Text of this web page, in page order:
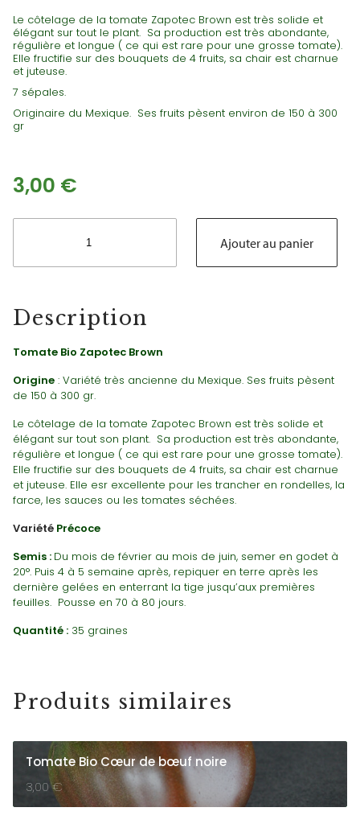
Le côtelage de la tomate Zapotec Brown est très solide et
élégant sur tout le plant. Sa production est très abondante,
régulière et longue ( ce qui est rare pour une grosse tomate).
Elle fructifie sur des bouquets de 4 fruits, sa chair est charnue
et juteuse.
7 sépales.
Originaire du Mexique. Ses fruits pèsent environ de 150 à 300
gr
3,00 €
quantité
Bio
Ajouter au panier
Description
Tomate Bio Zapotec Brown
Origine : Variété très ancienne du Mexique. Ses fruits pèsent
de 150 à 300 gr.
Le côtelage de la tomate Zapotec Brown est très solide et
élégant sur tout son plant. Sa production est très abondante,
régulière et longue ( ce qui est rare pour une grosse tomate).
Elle fructifie sur des bouquets de 4 fruits, sa chair est charnue
et juteuse. Elle esr excellente pour les trancher en rondelles, la
farce, les sauces ou les tomates séchées.
Variété Précoce
Semis : Du mois de février au mois de juin, semer en godet à
20°. Puis 4 à 5 semaine après, repiquer en terre après les
dernière gelées en enterrant la tige jusqu’aux premières
feuilles. Pousse en 70 à 80 jours.
Quantité : 35 graines
Produits similaires
Tomate Bio Cœur de bœuf noire
3,00€